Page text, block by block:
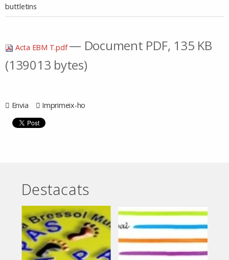
buttletins
Acta EBM T.pdf— Document PDF, 135 KB
(139013 bytes)
Envia Imprimeix-ho
Destacats